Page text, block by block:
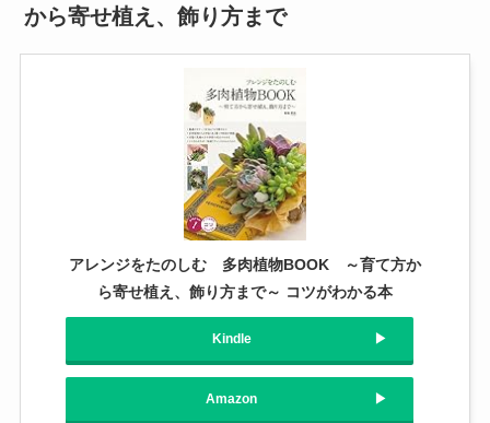
から寄せ植え、飾り方まで
アレンジをたのしむ 多肉植物BOOK ～育て方か
ら寄せ植え、飾り方まで～ コツがわかる本
Kindle
Amazon